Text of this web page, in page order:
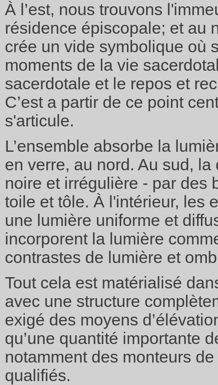
À l’est, nous trouvons
résidence épiscopale; et au
crée un vide symbolique où
moments de la vie
sacerdotale et le repos et
C’est a partir de ce point
s'articule.
L’ensemble absorbe la
en verre, au nord. Au sud,
noire et irrégulière - par des
toile et tôle. À l'intérieur, les
une lumière uniforme et
incorporent la lumière
contrastes de lumière et
Tout cela est matérialisé
avec une structure
exigé des moyens
qu’une quantité importante
notamment des monteurs
qualifiés.